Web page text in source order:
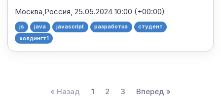
Москва,Россия,25.05.2024 10:00 (+00:00)
js java javascript разработка
студент
холдингт1
« Назад 1 2 3 Вперёд »